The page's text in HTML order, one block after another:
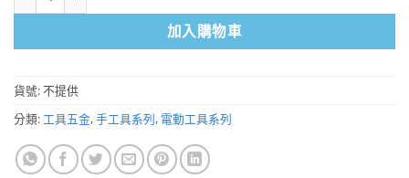
加入購物車
貨號:不提供
分類: 工具五金,手工具系列, 電動工具系列